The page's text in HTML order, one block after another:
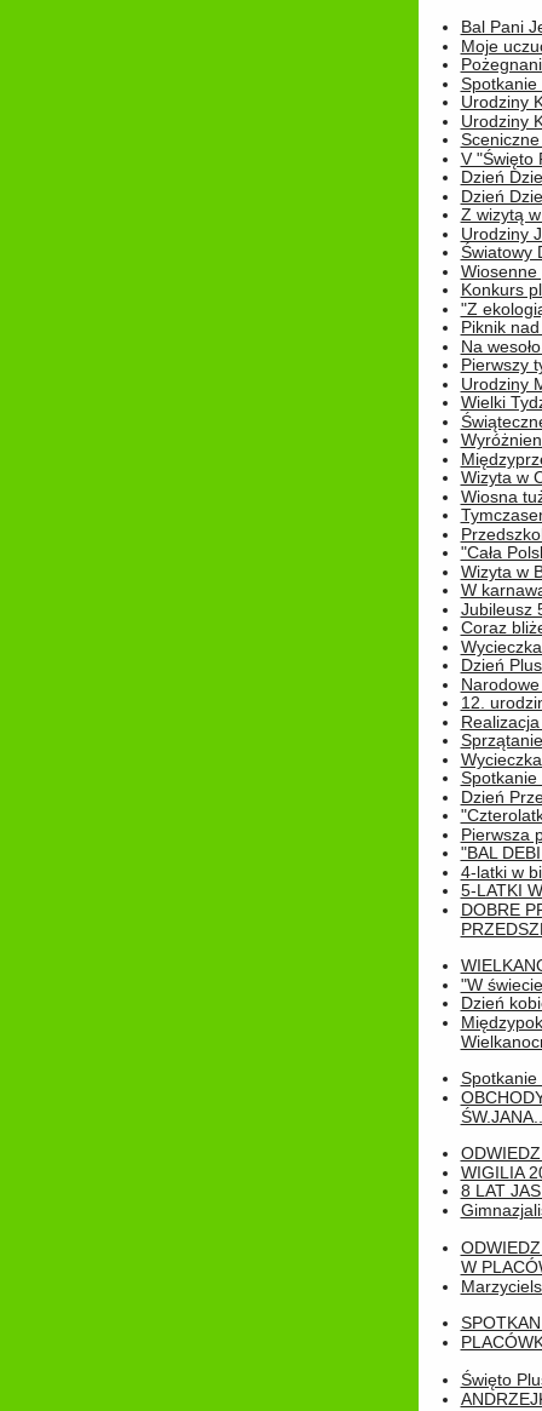
Bal Pani
Moje
Spotkanie
Urodziny
Urodziny
V "Święto
Dzień
Dzień
Z wizytą
Urodziny
Światowy
Wiosenne
Konkurs
"Z
Piknik
Na
Pierwszy
Urodziny
Wielki
Wizyta w
Wiosna
"Cała
Wizyta w
W
Jubileusz
Coraz
Dzień
12.
Spotkanie
Dzień
Pierwsza
"BAL
4-latki w
5-LATKI
DOBRE
"W
Dzień
Spotkanie
WIGILIA
8 LAT
W
Święto